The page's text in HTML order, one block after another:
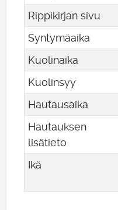
Rippikirjan sivu
Syntymäaika
Kuolinaika
Kuolinsyy
Hautausaika
Hautauksen
lisätieto
Ikä